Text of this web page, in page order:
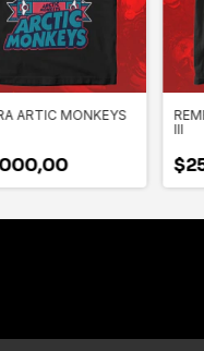
ARTIC MONKEYS
III